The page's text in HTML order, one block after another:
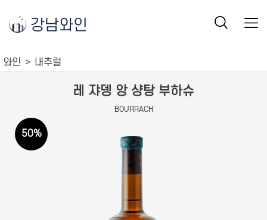
강남와인
와인 내추럴
레 쟈뎅 앙 샹탕 부하슈
BOURRACH
50%